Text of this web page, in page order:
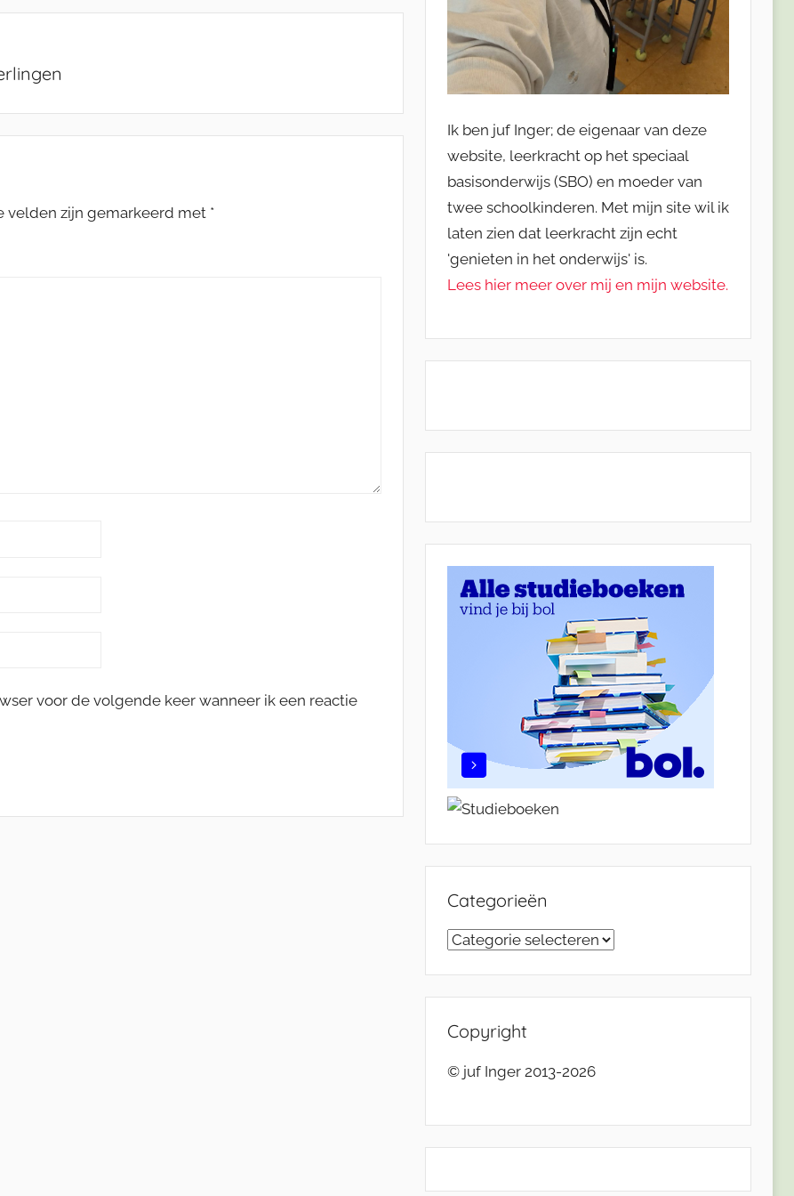
velden zijn gemarkeerd met *
voor de volgende keer wanneer ik een reactie
Ik ben juf Inger; de eigenaar van deze
website, leerkracht op het speciaal
basisonderwijs (SBO) en moeder van
twee schoolkinderen. Met mijn site wil ik
laten zien dat leerkracht zijn echt
'genieten in het onderwijs' is.
Lees hier meer over mij en mijn website.
Categorieën
Categorieën
Copyright
© juf Inger 2013-2026